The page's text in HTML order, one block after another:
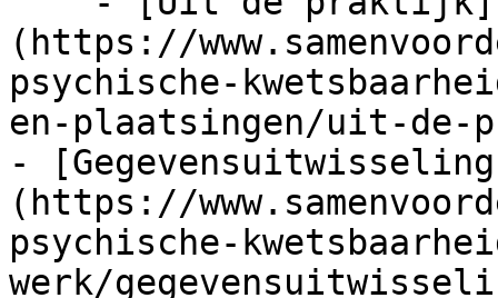
(https://
psychische-
en-plaatsingen/uit-
-
(https://
psychische-
werk/